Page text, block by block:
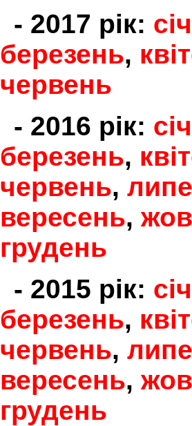
- 2017 рік:
березень,
червень
- 2016 рік:
березень,
червень,
вересень,
грудень
- 2015 рік:
березень,
червень,
вересень,
грудень